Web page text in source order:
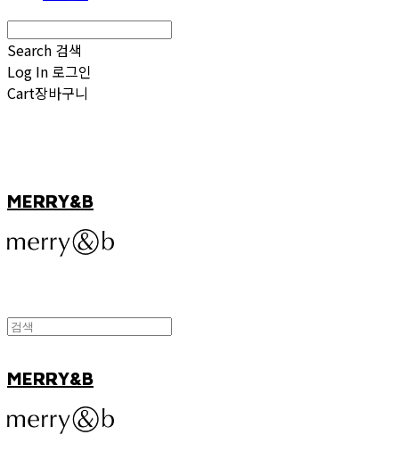
Search 검색
Log In 로그인
Cart장바구니
MERRY&B
MERRY&B